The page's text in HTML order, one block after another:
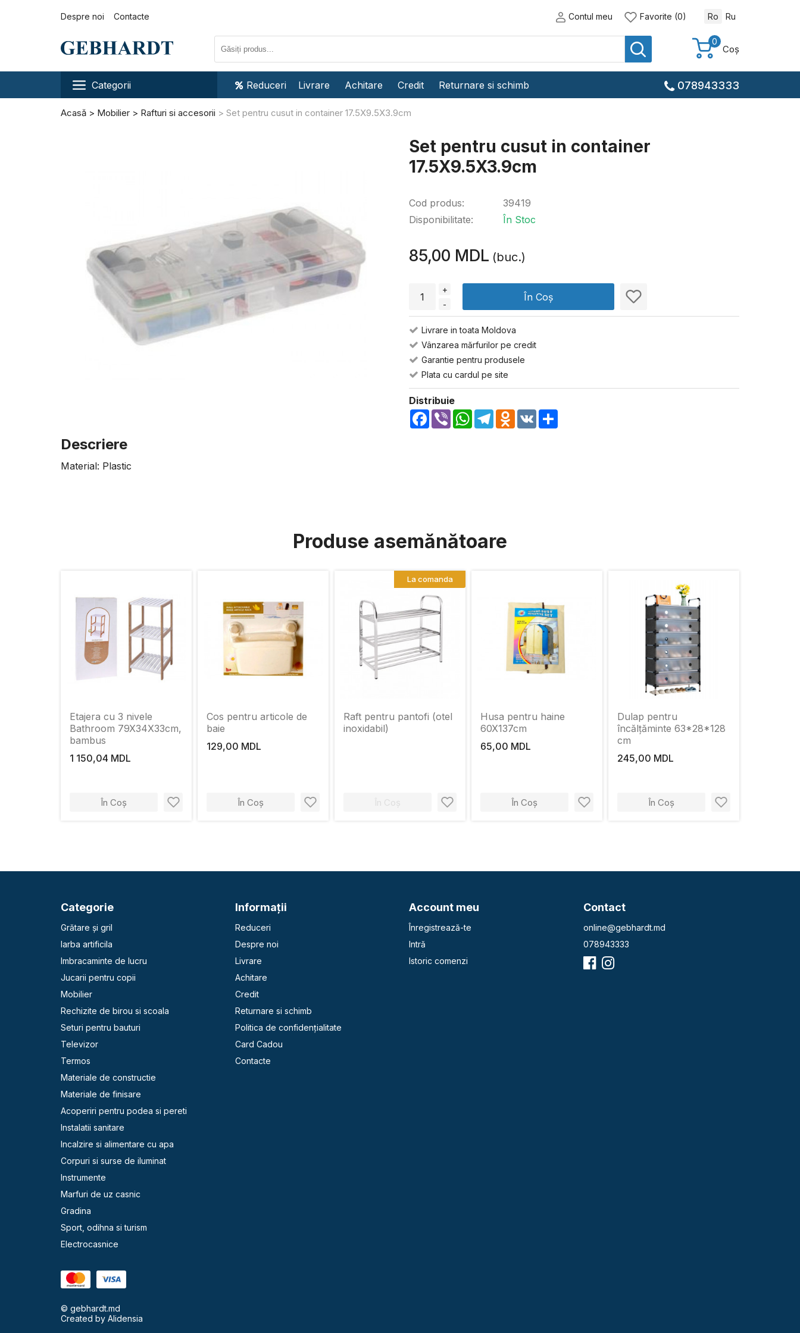
Despre noi Contacte Contul meu Favorite (0) Ro Ru
0
Coș
Categorii Reduceri Livrare Achitare Credit Returnare si schimb 078943333
Acasă Mobilier Rafturi si accesorii Set pentru cusut in container 17.5X9.5X3.9cm
Descriere
Material: Plastic
Set pentru cusut in container
17.5X9.5X3.9cm
Cod produs:
Disponibilitate:
39419
În Stoc
85,00 MDL (buc.)
+
-
În Coș
Livrare in toata Moldova
Vânzarea mărfurilor pe credit
Garantie pentru produsele
Plata cu cardul pe site
Distribuie
Facebook
Viber WhatsApp
TelegramOdnoklassniki
VK
Produse asemănătoare
Etajera cu 3 nivele
Bathroom 79X34X33cm,
bambus
1 150,04 MDL
În Coș
Cos pentru articole de
baie
129,00 MDL
În Coș
Raft pentru pantofi (otel
inoxidabil)
În Coș
La comanda
Husa pentru haine
60X137cm
65,00 MDL
În Coș
Dulap pentru
încălțăminte 63*28*128
cm
245,00 MDL
În Coș
Categorie
Grătare și gril
Iarba artificila
Imbracaminte de lucru
Jucarii pentru copii
Mobilier
Rechizite de birou si scoala
Seturi pentru bauturi
Televizor
Termos
Materiale de constructie
Materiale de finisare
Acoperiri pentru podea si pereti
Instalatii sanitare
Incalzire si alimentare cu apa
Corpuri si surse de iluminat
Instrumente
Marfuri de uz casnic
Gradina
Sport, odihna si turism
Electrocasnice
Informaţii
Reduceri
Despre noi
Livrare
Achitare
Credit
Returnare si schimb
Politica de confidențialitate
Card Cadou
Contacte
Account meu
Înregistrează-te
Intră
Istoric comenzi
Contact
online@gebhardt.md
078943333
© gebhardt.md
Created by Alidensia